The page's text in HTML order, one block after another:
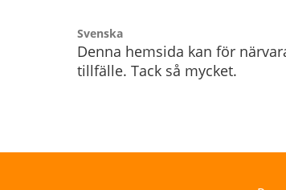
Svenska
Denna hemsida kan för
tillfälle. Tack så mycket.